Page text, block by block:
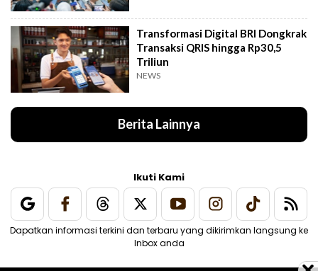
Transformasi Digital BRI Dongkrak
Transaksi QRIS hingga Rp30,5
Triliun
NEWS
Berita Lainnya
Ikuti Kami
Dapatkan informasi terkini dan terbaru yang dikirimkan langsung ke
Inbox anda